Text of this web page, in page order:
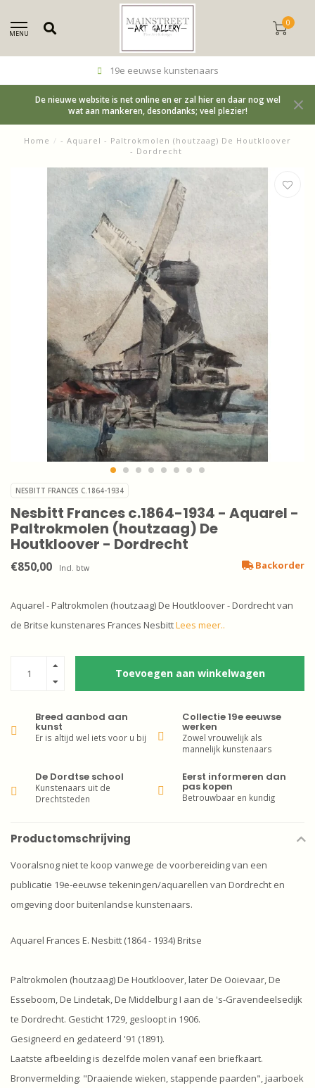
MENU
0
19e eeuwse kunstenaars
De nieuwe website is net online en er zal hier en daar nog wel
wat aan mankeren, desondanks; veel plezier!
Home / - Aquarel - Paltrokmolen (houtzaag) De Houtkloover
- Dordrecht
NESBITT FRANCES C.1864-1934
Nesbitt Frances c.1864-1934 - Aquarel -
Paltrokmolen (houtzaag) De
Houtkloover - Dordrecht
€850,00 Incl. btw Backorder
Aquarel - Paltrokmolen (houtzaag) De Houtkloover - Dordrecht van
de Britse kunstenares Frances NesbittLees meer..
Toevoegen aan winkelwagen
Breed aanbod aan
kunst
Er is altijd wel iets voor u bij
Collectie 19e eeuwse
werken
Zowel vrouwelijk als
mannelijk kunstenaars
De Dordtse school
Kunstenaars uit de
Drechtsteden
Eerst informeren dan
pas kopen
Betrouwbaar en kundig
Productomschrijving
Vooralsnog niet te koop vanwege de voorbereiding van een
publicatie 19e-eeuwse tekeningen/aquarellen van Dordrecht en
omgeving door buitenlandse kunstenaars.
Aquarel Frances E. Nesbitt (1864 - 1934) Britse
Paltrokmolen (houtzaag) De Houtkloover, later De Ooievaar, De
Esseboom, De Lindetak, De Middelburg I aan de 's-Gravendeelsedijk
te Dordrecht. Gesticht 1729, gesloopt in 1906.
Gesigneerd en gedateerd '91 (1891).
Laatste afbeelding is dezelfde molen vanaf een briefkaart.
Bronvermelding: "Draaiende wieken, stappende paarden", jaarboek